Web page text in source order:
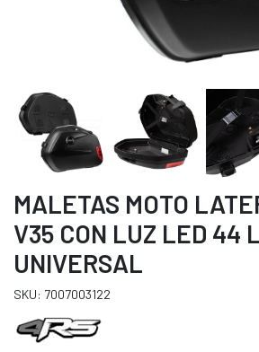
MALETAS MOTO
V35 CON LUZ LED 44
UNIVERSAL
SKU: 7007003122